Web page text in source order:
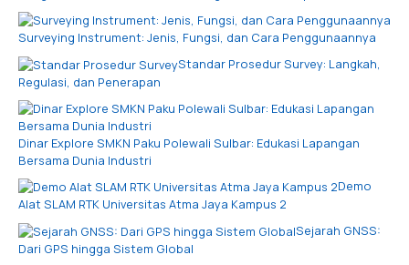
Surveying Instrument: Jenis, Fungsi, dan Cara Penggunaannya
Standar Prosedur Survey: Langkah,
Regulasi, dan Penerapan
Dinar Explore SMKN Paku Polewali Sulbar: Edukasi Lapangan
Bersama Dunia Industri
Demo
Alat SLAM RTK Universitas Atma Jaya Kampus 2
Sejarah GNSS:
Dari GPS hingga Sistem Global